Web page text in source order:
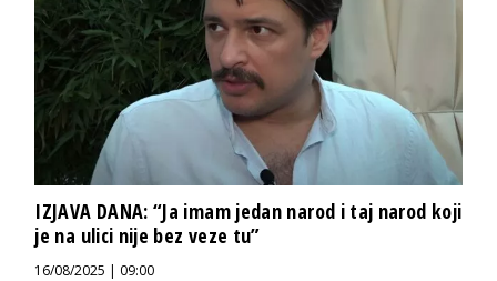
IZJAVA DANA: “Ja imam jedan narod i taj narod koji
je na ulici nije bez veze tu”
16/08/2025 | 09:00